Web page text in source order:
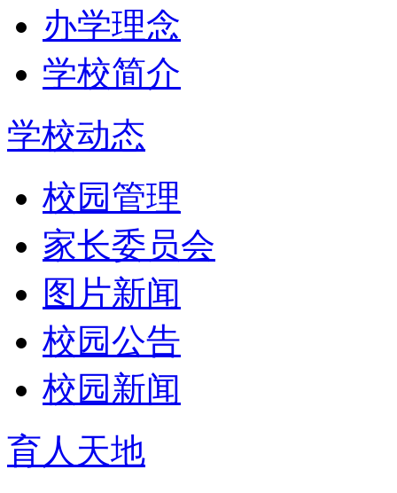
办学理念
学校简介
学校动态
校园管理
家长委员会
图片新闻
校园公告
校园新闻
育人天地